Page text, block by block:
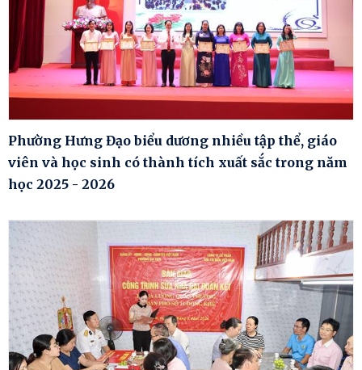
Phường Hưng Đạo biểu dương nhiều tập thể, giáo
viên và học sinh có thành tích xuất sắc trong năm
học 2025 - 2026